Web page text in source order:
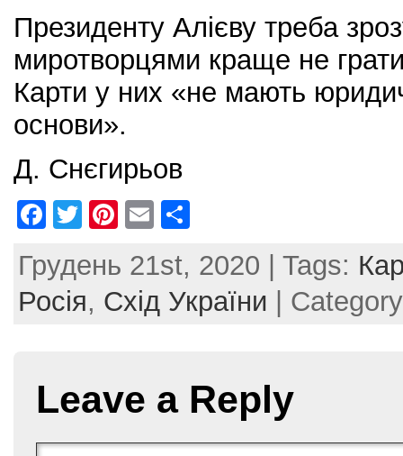
Президенту Алієву треба
миротворцями краще не грати
Карти у них «не мають
основи».
Д. Снєгирьов
F
c
e
o
k
T
itt
er
Pi
er
e
E
ai
l
ar
e
Грудень 21st, 2020 | Tags:
Росія, Схід України |
Leave a Reply